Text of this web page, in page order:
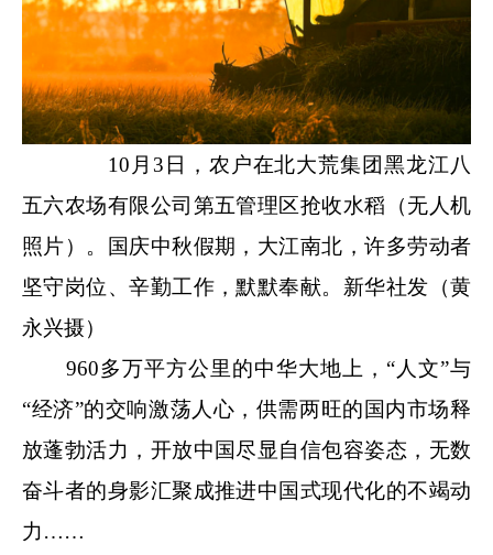
10月3日，农户在北大荒集团黑龙江八
五六农场有限公司第五管理区抢收水稻（无人机
照片）。国庆中秋假期，大江南北，许多劳动者
坚守岗位、辛勤工作，默默奉献。新华社发（黄
永兴摄）
960多万平方公里的中华大地上，“人文”与
“经济”的交响激荡人心，供需两旺的国内市场释
放蓬勃活力，开放中国尽显自信包容姿态，无数
奋斗者的身影汇聚成推进中国式现代化的不竭动
力……